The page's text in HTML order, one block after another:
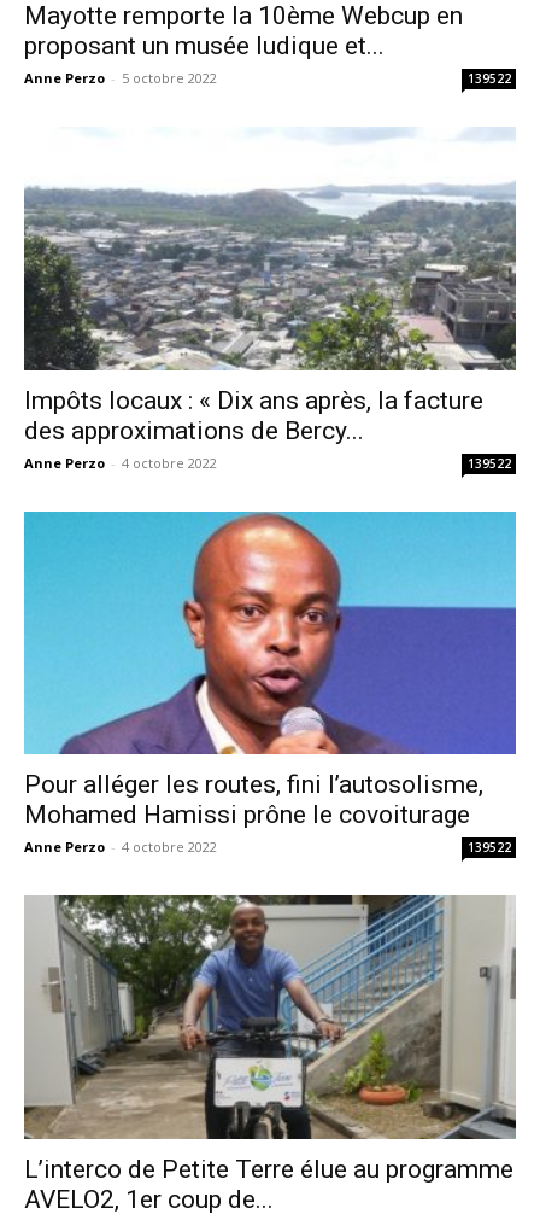
Mayotte remporte la 10ème Webcup en
proposant un musée ludique et...
Anne Perzo - 5 octobre 2022 139522
Impôts locaux : « Dix ans après, la facture
des approximations de Bercy...
Anne Perzo - 4 octobre 2022 139522
Pour alléger les routes, fini l’autosolisme,
Mohamed Hamissi prône le covoiturage
Anne Perzo - 4 octobre 2022 139522
L’interco de Petite Terre élue au programme
AVELO2, 1er coup de...